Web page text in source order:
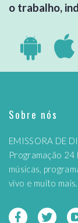
o trabalho,
Sobre nós
EMISSORA DE
Programação
músicas,
vivo e muito mais.